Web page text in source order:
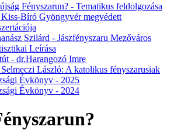
Fényszarun? - Tematikus feldolgozása
Bíró Gyöngyvér megvédett
Szilárd - Jászfényszaru Mezőváros
Leírása
- dr.Harangozó Imre
László: A katolikus fényszarusiak
Évkönyv - 2025
Évkönyv - 2024